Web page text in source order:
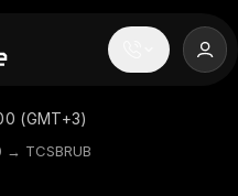
(GMT+3)
→ TCSBRUB